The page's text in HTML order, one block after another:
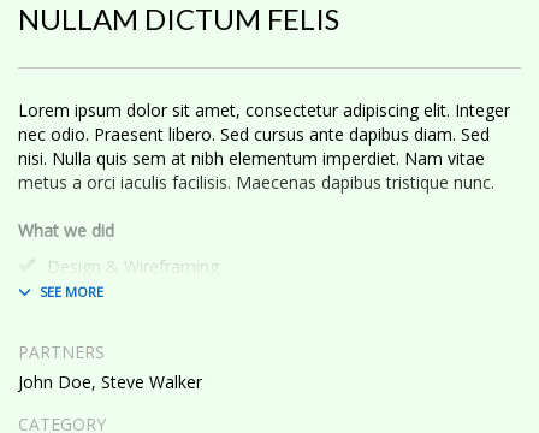
NULLAM DICTUM FELIS
Lorem ipsum dolor sit amet, consectetur adipiscing elit. Integer
nec odio. Praesent libero. Sed cursus ante dapibus diam. Sed
nisi. Nulla quis sem at nibh elementum imperdiet. Nam vitae
metus a orci iaculis facilisis. Maecenas dapibus tristique nunc.
What we did
Design & Wireframing
SEO
Social Media Marketing
Integer euismod lacus luctus magna.
ad litora torquent per conubia nostra, per inceptos himenaeos
PARTNERS
John Doe, Steve Walker
CATEGORY